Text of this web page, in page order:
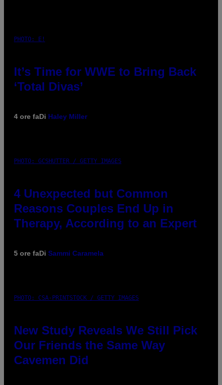
PHOTO: E!
It’s Time for WWE to Bring Back
‘Total Divas’
4 ore faDi Haley Miller
PHOTO: GCSHUTTER / GETTY IMAGES
4 Unexpected but Common
Reasons Couples End Up in
Therapy, According to an Expert
5 ore faDi Sammi Caramela
PHOTO: CSA-PRINTSTOCK / GETTY IMAGES
New Study Reveals We Still Pick
Our Friends the Same Way
Cavemen Did